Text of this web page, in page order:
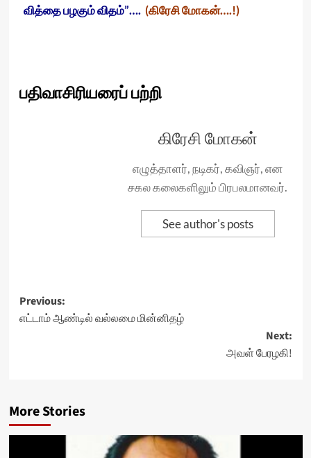
வித்தை பழகும் விதம்”…. (கிரேசி மோகன்….!)
பதிவாசிரியரைப் பற்றி
கிரேசி மோகன்
எழுத்தாளர், நடிகர், கவிஞர், என
சகல கலைகளிலும் பிரபலமானவர்.
See author's posts
Post
navigation
Previous:
எட்டாம் ஆண்டில் வல்லமை மின்னிதழ்
Next:
அவள் பேரழகி!
More Stories